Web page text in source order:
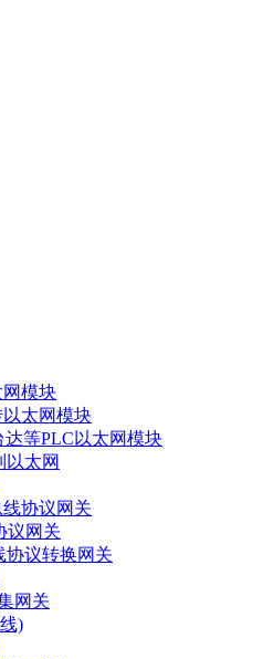
网模块
太网模块
等PLC以太网模块
以太网
线协议网关
议网关
协议转换网关
网关
)